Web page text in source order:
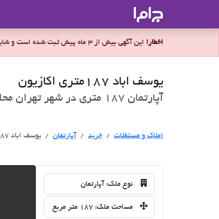
اخطار! این آگهی بیش از 3 ماه پیش ثبت شده است و شاید ملک برای فروش موجود نباشد.
یوسف اباد 187متری اکازیون
آپارتمان 187 متری در شهر تهران محله مرزداران برای فروش
املاک و مستغلات خرید خرید
آپارتمان یوسف اباد 187متری اکازیون
نوع ملک: آپارتمان
مساحت ملک: 187 متر مربع